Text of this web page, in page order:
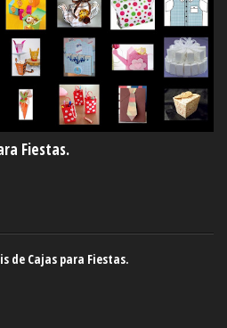
Fiestas.
de Cajas para Fiestas.